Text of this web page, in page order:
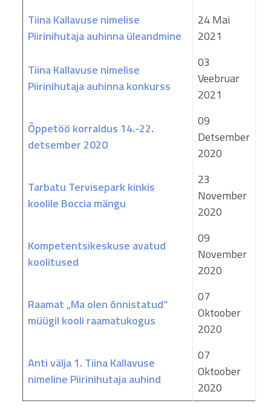
Tiina Kallavuse nimelise
Piirinihutaja auhinna üleandmine
24 Mai
2021
Tiina Kallavuse nimelise
Piirinihutaja auhinna konkurss
03
Veebruar
2021
Õppetöö korraldus 14.-22.
detsember 2020
09
Detsember
2020
Tarbatu Tervisepark kinkis
koolile Boccia mängu
23
November
2020
Kompetentsikeskuse avatud
koolitused
09
November
2020
Raamat „Ma olen õnnistatud“
müügil kooli raamatukogus
07
Oktoober
2020
Anti välja 1. Tiina Kallavuse
nimeline Piirinihutaja auhind
07
Oktoober
2020